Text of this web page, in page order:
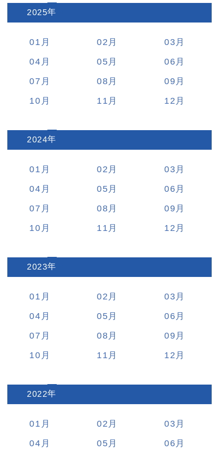
2025:
01 02
03
04
05
06
07
08
09
10
11 12
2024:
01 02
03
04
05
06
07
08
09
10
11 12
2023:
01 02
03
04
05
06
07
08
09
10
11 12
2022:
01 02
03
04
05
06